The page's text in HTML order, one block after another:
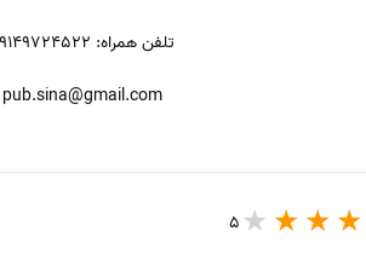
تلفن همراه: 09149724522
pub.sina@gmail.com
5